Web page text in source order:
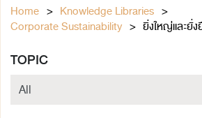
Home
Knowledge Libraries
Corporate Sustainability
ยิ่งใหญ่และยั่
TOPIC